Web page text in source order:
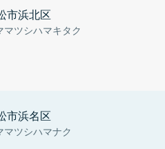
市浜北区
マツシハマキタク
市浜名区
マツシハマナク